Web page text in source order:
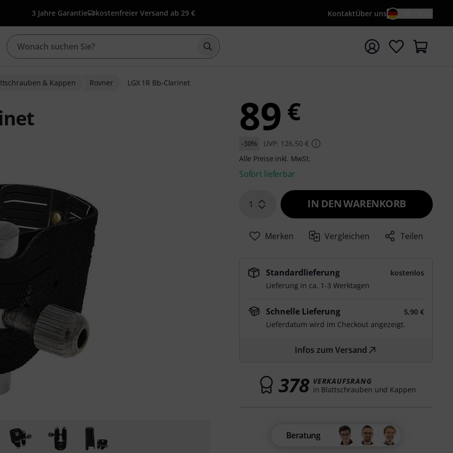
3 Jahre Garantie kostenfreier Versand ab 29 € KontaktÜber uns
Suche mit Suchwort {searchTerm} starten
& Kappen Rovner LGX 1R Bb-Clarinet
89 €
-30%
UVP: 126,50 €
Alle Preise inkl. MwSt.
Sofort lieferbar
1 IN DEN WARENKORB
Merken Vergleichen Teilen
Standardlieferung
kostenlos
Lieferung in ca. 1-3 Werktagen
Schnelle Lieferung
5,90 €
Lieferdatum wird im Checkout angezeigt.
Infos zum Versand
378 VERKAUFSRANG
in Blattschrauben und Kappen
Beratung